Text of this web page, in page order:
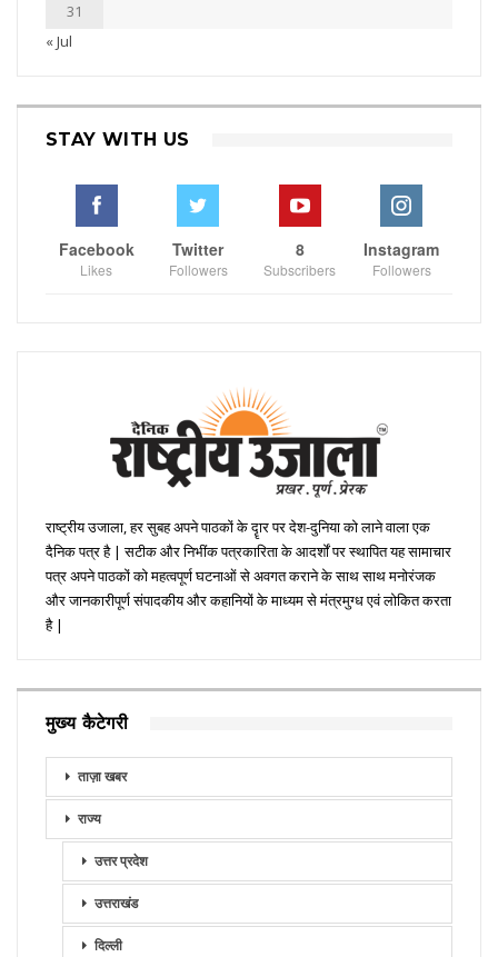
31
« Jul
STAY WITH US
Facebook
Likes
Twitter
Followers
8
Subscribers
Instagram
Followers
राष्ट्रीय उजाला, हर सुबह अपने पाठकों के दॄार पर देश-दुनिया को लाने वाला एक
दैनिक पत्र है | सटीक और निभींक पत्रकारिता के आदर्शों पर स्थापित यह सामाचार
पत्र अपने पाठकों को महत्वपूर्ण घटनाओं से अवगत कराने के साथ साथ मनोरंजक
और जानकारीपूर्ण संपादकीय और कहानियों के माध्यम से मंत्रमुग्ध एवं लोकित करता
है |
मुख्य कैटेगरी
ताज़ा खबर
राज्य
उत्तर प्रदेश
उत्तराखंड
दिल्ली